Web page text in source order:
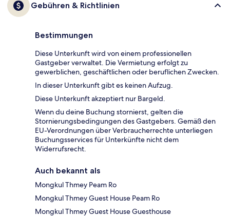
Gebühren & Richtlinien
Bestimmungen
Diese Unterkunft wird von einem professionellen
Gastgeber verwaltet. Die Vermietung erfolgt zu
gewerblichen, geschäftlichen oder beruflichen Zwecken.
In dieser Unterkunft gibt es keinen Aufzug.
Diese Unterkunft akzeptiert nur Bargeld.
Wenn du deine Buchung stornierst, gelten die
Stornierungsbedingungen des Gastgebers. Gemäß den
EU-Verordnungen über Verbraucherrechte unterliegen
Buchungsservices für Unterkünfte nicht dem
Widerrufsrecht.
Auch bekannt als
Mongkul Thmey Peam Ro
Mongkul Thmey Guest House Peam Ro
Mongkul Thmey Guest House Guesthouse